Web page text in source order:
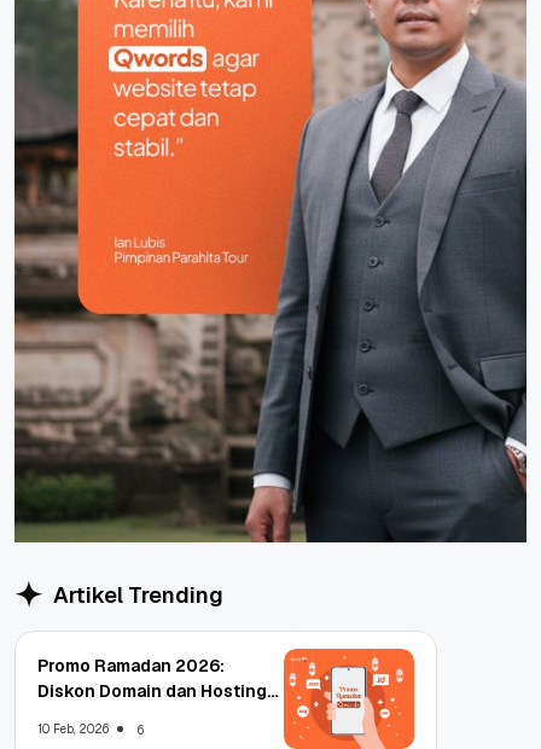
Artikel Trending
Promo Ramadan 2026:
Diskon Domain dan Hosting
10 Feb, 2026 6